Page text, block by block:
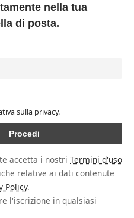
nella tua
di posta.
sulla privacy.
accetta i nostri Termini d'uso
relative ai dati contenute
Policy.
l'iscrizione in qualsiasi